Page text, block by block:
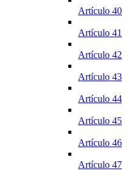
Artículo 40
Artículo 41
Artículo 42
Artículo 43
Artículo 44
Artículo 45
Artículo 46
Artículo 47